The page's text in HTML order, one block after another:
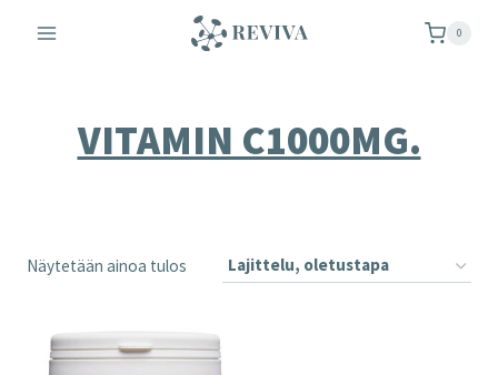
sisältöön
0
VITAMIN C1000MG.
Näytetään ainoa tulos